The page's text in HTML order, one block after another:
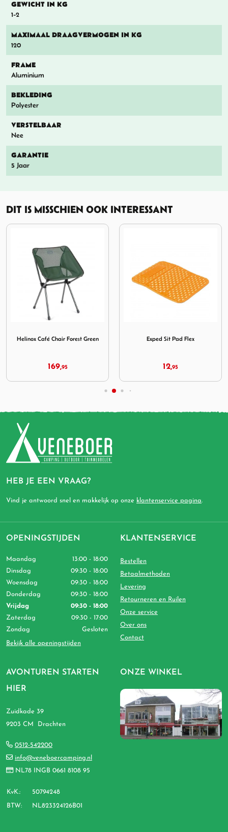
GEWICHT IN KG
1-2
MAXIMAAL DRAAGVERMOGEN IN KG
120
FRAME
Aluminium
BEKLEDING
Polyester
VERSTELBAAR
Nee
GARANTIE
5 Jaar
DIT IS MISSCHIEN OOK INTERESSANT
Helinox Café Chair Forest Green
169,95
Exped Sit Pad Flex
12,95
HEB JE EEN VRAAG?
Vind je antwoord snel en makkelijk op onze klantenservice pagina.
AVONTUREN STARTEN
HIER
Zuidkade 39
9203 CM Drachten
0512-542200
info@veneboercamping.nl
NL78 INGB 0661 8108 95
KvK.: 50794248
BTW: NL823324126B01
OPENINGSTIJDEN
Maandag
13:00 - 18:00
Dinsdag
09:30 - 18:00
Woensdag
09:30 - 18:00
Donderdag
09:30 - 18:00
Vrijdag
09:30 - 18:00
Zaterdag
09:30 - 17:00
Zondag
Gesloten
Bekijk alle openingstijden
KLANTENSERVICE
Bestellen
Betaalmethoden
Levering
Retourneren en Ruilen
Onze service
Over ons
Contact
ONZE WINKEL